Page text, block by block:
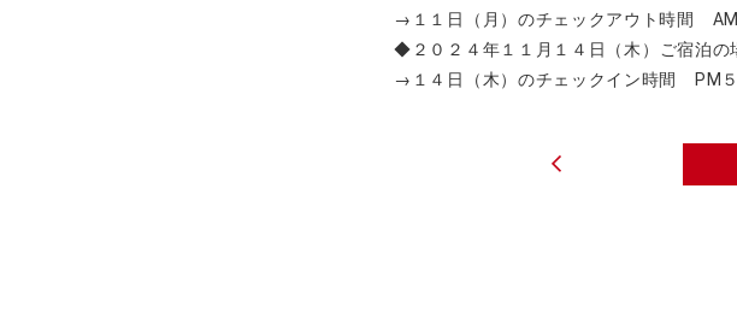
→１１日（月）のチェックアウト時間 AM
◆ ２０２４年１１月１４日（木）ご宿泊の
→１４日（木）のチェックイン時間 PM５